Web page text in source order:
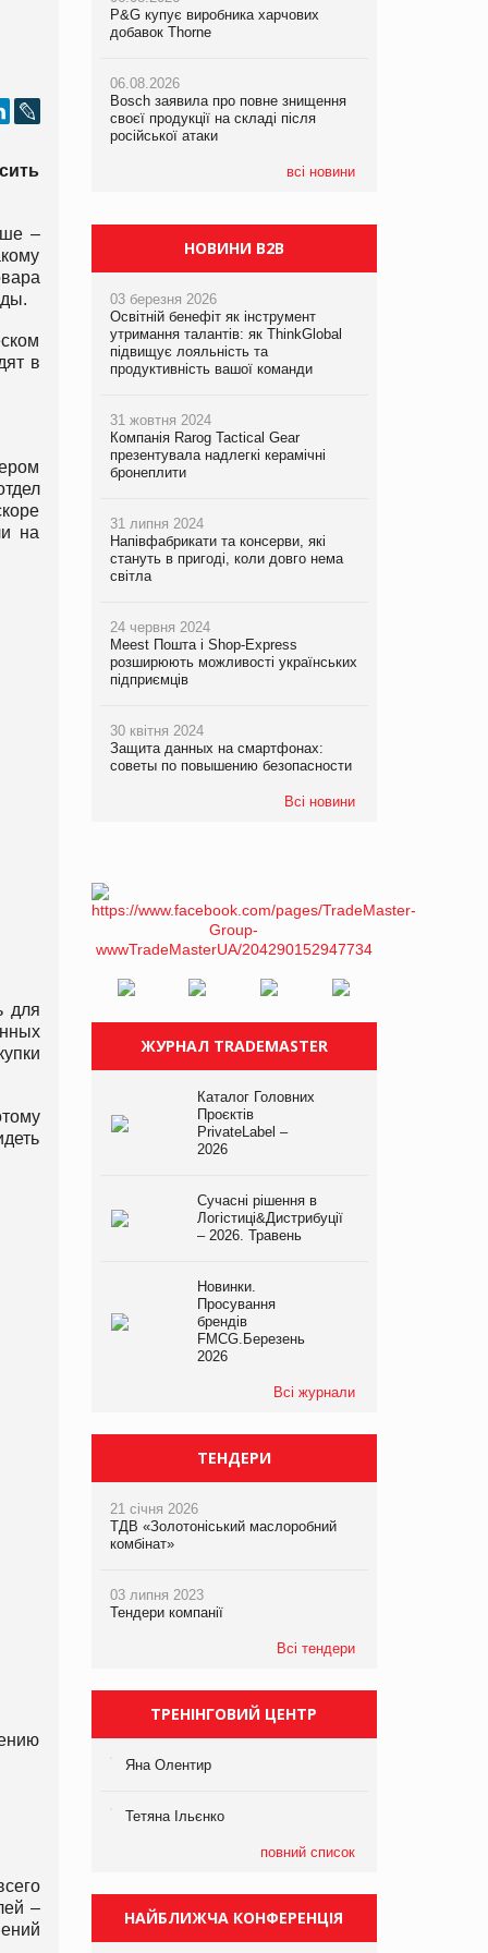
–
в
на
для
–
P&G купує виробника харчових
добавок Thorne
06.08.2026
Bosch заявила про повне знищення
своєї продукції на складі після
російської атаки
всі новини
у VARUS з’явилися новинки від ТМ
ТОКЕРИ
Сергій Лісунов про заморожені
P&G купує виробника харчових
добавок Thorne
06.08.2026
Bosch заявила про повне знищення
своєї продукції на складі після
російської атаки
НОВИНИ B2B
03 березня 2026
Освітній бенефіт як інструмент
утримання талантів: як ThinkGlobal
підвищує лояльність та
продуктивність вашої команди
31 жовтня 2024
Компанія Rarog Tactical Gear
презентувала надлегкі керамічні
бронеплити
31 липня 2024
Напівфабрикати та консерви, які
стануть в пригоді, коли довго нема
світла
24 червня 2024
Meest Пошта і Shop-Express
розширюють можливості українських
підприємців
30 квітня 2024
Защита данных на смартфонах:
советы по повышению безопасности
Всі новини
ЖУРНАЛ TRADEMASTER
Каталог Головних
Проєктів
PrivateLabel –
2026
Сучасні рішення в
Логістиці&Дистрибуції
– 2026. Травень
Новинки.
Просування
брендів
FMCG.Березень
2026
Всі журнали
ТЕНДЕРИ
21 січня 2026
ТДВ «Золотоніський маслоробний
комбінат»
03 липня 2023
Тендери компанії
Всі тендери
ТРЕНІНГОВИЙ ЦЕНТР
Яна Олентир
Тетяна Ільєнко
повний список
НАЙБЛИЖЧА КОНФЕРЕНЦІЯ